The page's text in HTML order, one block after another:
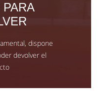
dispone
devolver el